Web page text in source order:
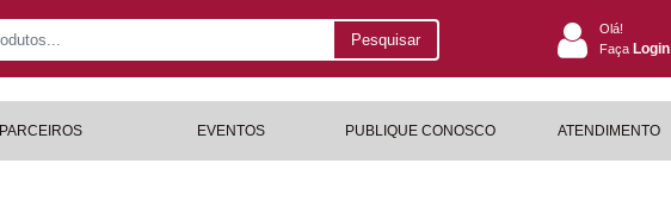
Pesquisar
Olá!
Faça Login
PARCEIROS EVENTOS PUBLIQUE CONOSCO ATENDIMENTO